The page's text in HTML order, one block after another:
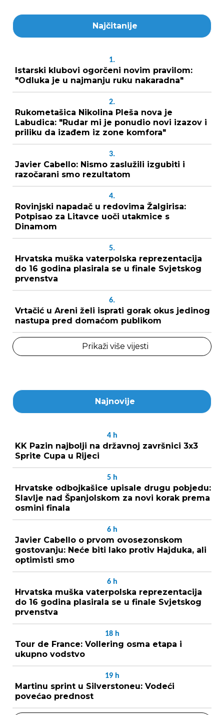
Najčitanije
1.
Istarski klubovi ogorčeni novim pravilom:
"Odluka je u najmanju ruku nakaradna"
2.
Rukometašica Nikolina Pleša nova je
Labudica: "Rudar mi je ponudio novi izazov i
priliku da izađem iz zone komfora"
3.
Javier Cabello: Nismo zaslužili izgubiti i
razočarani smo rezultatom
4.
Rovinjski napadač u redovima Žalgirisa:
Potpisao za Litavce uoči utakmice s
Dinamom
5.
Hrvatska muška vaterpolska reprezentacija
do 16 godina plasirala se u finale Svjetskog
prvenstva
6.
Vrtačić u Areni želi isprati gorak okus jedinog
nastupa pred domaćom publikom
Prikaži više vijesti
Najnovije
4 h
KK Pazin najbolji na državnoj završnici 3x3
Sprite Cupa u Rijeci
5 h
Hrvatske odbojkašice upisale drugu pobjedu:
Slavlje nad Španjolskom za novi korak prema
osmini finala
6 h
Javier Cabello o prvom ovosezonskom
gostovanju: Neće biti lako protiv Hajduka, ali
optimisti smo
6 h
Hrvatska muška vaterpolska reprezentacija
do 16 godina plasirala se u finale Svjetskog
prvenstva
18 h
Tour de France: Vollering osma etapa i
ukupno vodstvo
19 h
Martinu sprint u Silverstoneu: Vodeći
povećao prednost